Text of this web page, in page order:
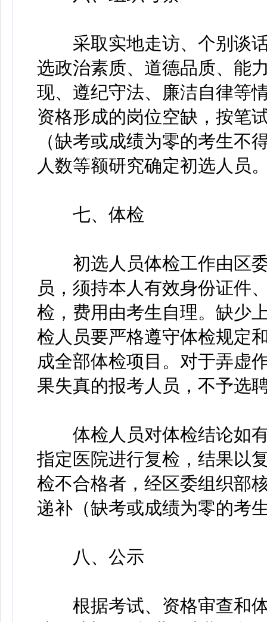
采取实地走访、个别谈话
选政治素质、道德品质、能
现、遵纪守法、廉洁自律等
资格形成的岗位空缺，按笔
（缺考或成绩为零的考生不
人数等额研究确定初选人员
七、体检
初选人员体检工作由区委
员，须持本人有效身份证件
检，费用由考生自理。缺少
检人员要严格遵守体检规定
成全部体检项目。对于弄虚
果失真的报考人员，不予选
体检人员对体检结论如有
指定医院进行复检，结果以
检不合格者，经区委组织部
递补（缺考或成绩为零的考
八、公示
根据考试、资格审查和体